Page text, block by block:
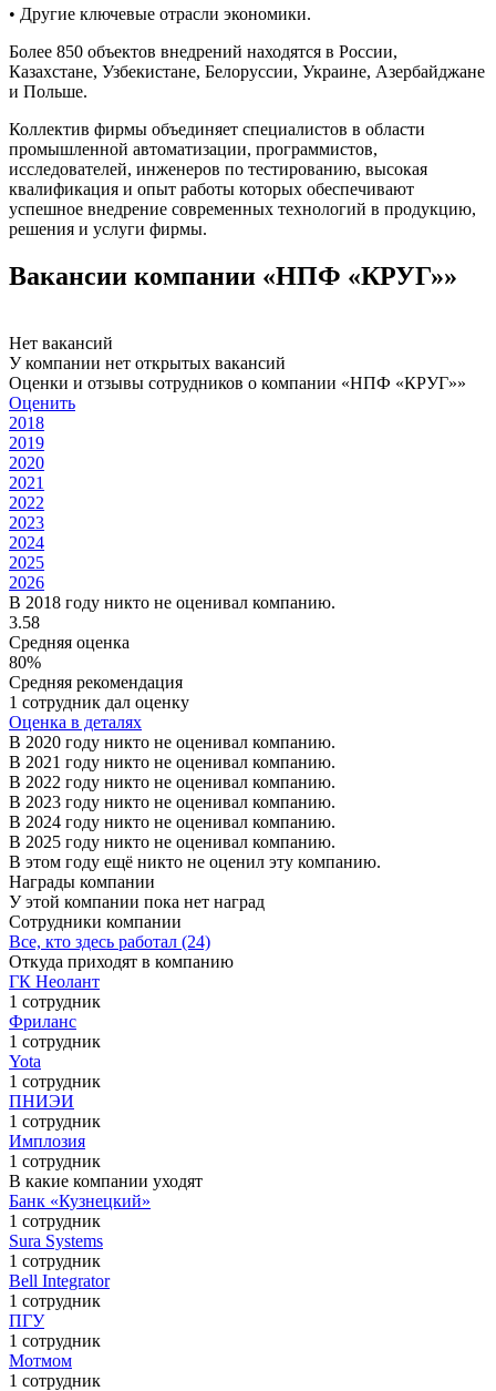
• Другие ключевые отрасли экономики.
Более 850 объектов внедрений находятся в России,
Казахстане, Узбекистане, Белоруссии, Украине, Азербайджане
и Польше.
Коллектив фирмы объединяет специалистов в области
промышленной автоматизации, программистов,
исследователей, инженеров по тестированию, высокая
квалификация и опыт работы которых обеспечивают
успешное внедрение современных технологий в продукцию,
решения и услуги фирмы.
Вакансии компании «НПФ «КРУГ»»
Нет вакансий
У компании нет открытых вакансий
Оценки и отзывы сотрудников о компании «НПФ «КРУГ»»
Оценить
2018
2019
2020
2021
2022
2023
2024
2025
2026
В 2018 году никто не оценивал компанию.
3.58
Средняя оценка
80%
Средняя рекомендация
1 сотрудник дал оценку
Оценка в деталях
В 2020 году никто не оценивал компанию.
В 2021 году никто не оценивал компанию.
В 2022 году никто не оценивал компанию.
В 2023 году никто не оценивал компанию.
В 2024 году никто не оценивал компанию.
В 2025 году никто не оценивал компанию.
В этом году ещё никто не оценил эту компанию.
Награды компании
У этой компании пока нет наград
Сотрудники компании
Все, кто здесь работал (24)
Откуда приходят в компанию
ГК Неолант
1 сотрудник
Фриланс
1 сотрудник
Yota
1 сотрудник
ПНИЭИ
1 сотрудник
Имплозия
1 сотрудник
В какие компании уходят
Банк «Кузнецкий»
1 сотрудник
Sura Systems
1 сотрудник
Bell Integrator
1 сотрудник
ПГУ
1 сотрудник
Мотмом
1 сотрудник